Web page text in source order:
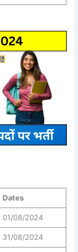
Dates
01/08/2024
31/08/2024